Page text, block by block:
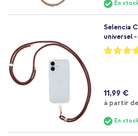
En
Selencia
universel
Notation:
99%
11,99 €
à partir
En